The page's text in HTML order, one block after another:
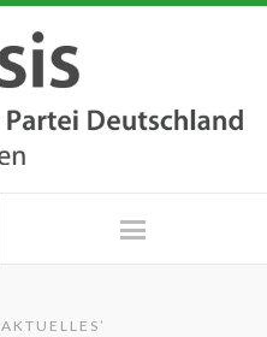
AKTUELLES ’